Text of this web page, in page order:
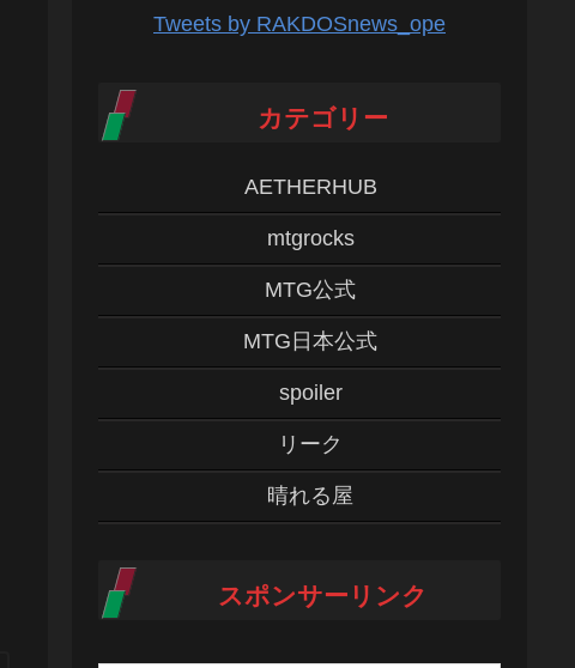
Tweets by RAKDOSnews_ope
カテゴリー
AETHERHUB
mtgrocks
MTG公式
MTG日本公式
spoiler
リーク
晴れる屋
スポンサーリンク